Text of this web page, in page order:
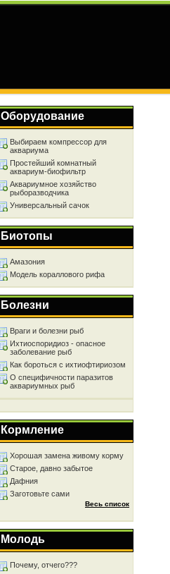
Оборудование
Выбираем компрессор для
аквариума
Простейший комнатный
аквариум-биофильтр
Аквариумное хозяйство
рыборазводчика
Универсальный сачок
Биотопы
Амазония
Модель кораллового рифа
Болезни
Враги и болезни рыб
Ихтиоспоридиоз - опасное
заболевание рыб
Как бороться с ихтиофтириозом
О специфичности паразитов
аквариумных рыб
Кормление
Хорошая замена живому корму
Старое, давно забытое
Дафния
Заготовьте сами
Весь список
Молодь
Почему, отчего???